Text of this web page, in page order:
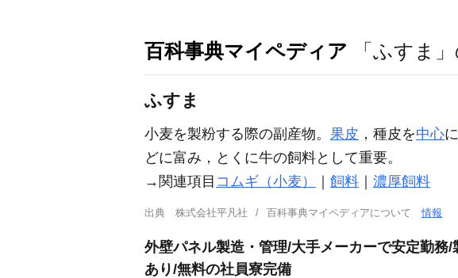
百科事典マイペディア 「ふすま
ふすま
小麦を製粉する際の副産物。 果皮 ，種皮を中心に
どに富み，とくに牛の飼料として重要。
→関連項目 コムギ（小麦） ｜ 飼料 ｜ 濃厚飼料
出典 株式会社平凡社 百科事典マイペディアについて情報
外壁パネル製造・管理/大手メーカーで安定勤
あり/無料の社員寮完備